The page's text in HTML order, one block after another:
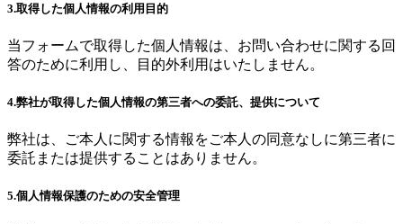
3.取得した個人情報の利用目的
当フォームで取得した個人情報は、お問い合わせに関する回
答のために利用し、目的外利用はいたしません。
4.弊社が取得した個人情報の第三者への委託、提供について
弊社は、ご本人に関する情報をご本人の同意なしに第三者に
委託または提供することはありません。
5.個人情報保護のための安全管理